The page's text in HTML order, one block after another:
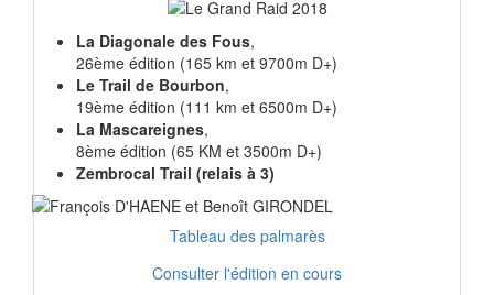
La Diagonale des Fous,
26ème édition (165 km et 9700m D+)
Le Trail de Bourbon,
19ème édition (111 km et 6500m D+)
La Mascareignes,
8ème édition (65 KM et 3500m D+)
Zembrocal Trail (relais à 3)
Tableau des palmarès
Consulter l'édition en cours